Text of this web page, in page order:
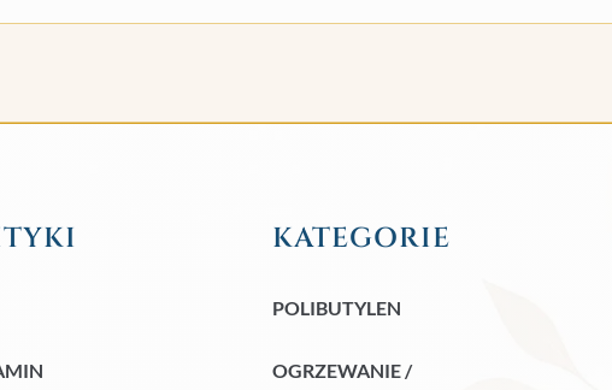
KATEGORIE
POLIBUTYLEN
OGRZEWANIE /